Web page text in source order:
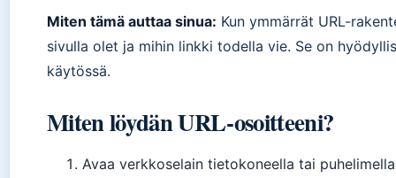
Miten tämä auttaa sinua: Kun ymmärrät URL-
sivulla olet ja mihin linkki todella vie. Se on
käytössä.
Miten löydän URL-osoitteeni?
Avaa verkkoselain tietokoneella tai